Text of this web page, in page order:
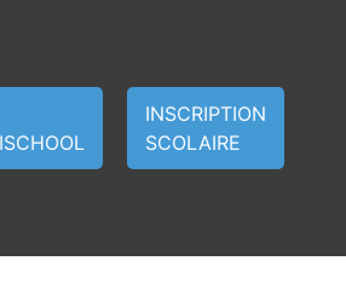
INSCRIPTION
SCOLAIRE
DE